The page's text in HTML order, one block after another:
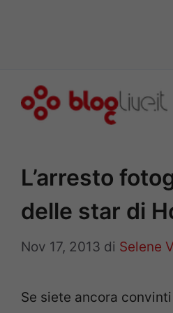
L’arresto
delle star di
Nov 17, 2013 di Selene
Se siete ancora